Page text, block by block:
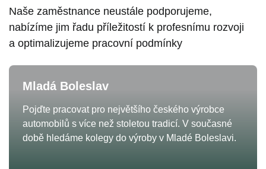
Naše zaměstnance neustále podporujeme,
nabízíme jim řadu příležitostí k profesnímu rozvoji
a optimalizujeme pracovní podmínky
Mladá Boleslav
Pojďte pracovat pro největšího českého výrobce
automobilů s více než stoletou tradicí. V současné
době hledáme kolegy do výroby v Mladé Boleslavi.